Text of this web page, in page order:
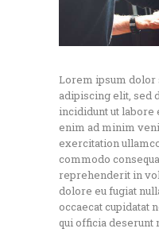
Lorem ipsum dolor
adipiscing elit, sed
incididunt ut labore
enim ad minim
exercitation
commodo
reprehenderit in
dolore eu fugiat
occaecat cupidatat
qui officia deserunt